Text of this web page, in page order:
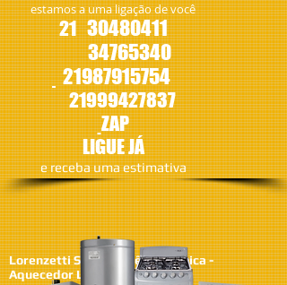
estamos a uma ligação de você
2130480411
34765340
21987915754
21999427837
ZAP
LIGUE JÁ
​e receba uma estimativa
Lorenzetti SA - Assistêcia Técnica -
Aquecedor Lorenzetti